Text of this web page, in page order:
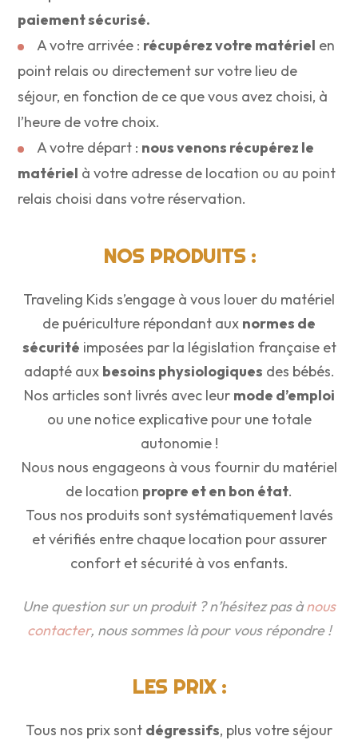
paiement sécurisé.
A votre arrivée : récupérez votre matériel en
point relais ou directement sur votre lieu de
séjour, en fonction de ce que vous avez choisi, à
l’heure de votre choix.
A votre départ : nous venons récupérez le
matériel à votre adresse de location ou au point
relais choisi dans votre réservation.
NOS PRODUITS :
Traveling Kids s’engage à vous louer du matériel
de puériculture répondant aux normes de
sécurité imposées par la législation française et
adapté aux besoins physiologiques des bébés.
Nos articles sont livrés avec leur mode d’emploi
ou une notice explicative pour une totale
autonomie !
Nous nous engageons à vous fournir du matériel
de location propre et en bon état.
Tous nos produits sont systématiquement lavés
et vérifiés entre chaque location pour assurer
confort et sécurité à vos enfants.
Une question sur un produit ? n’hésitez pas ànous
contacter, nous sommes là pour vous répondre !
LES PRIX :
Tous nos prix sont dégressifs, plus votre séjour